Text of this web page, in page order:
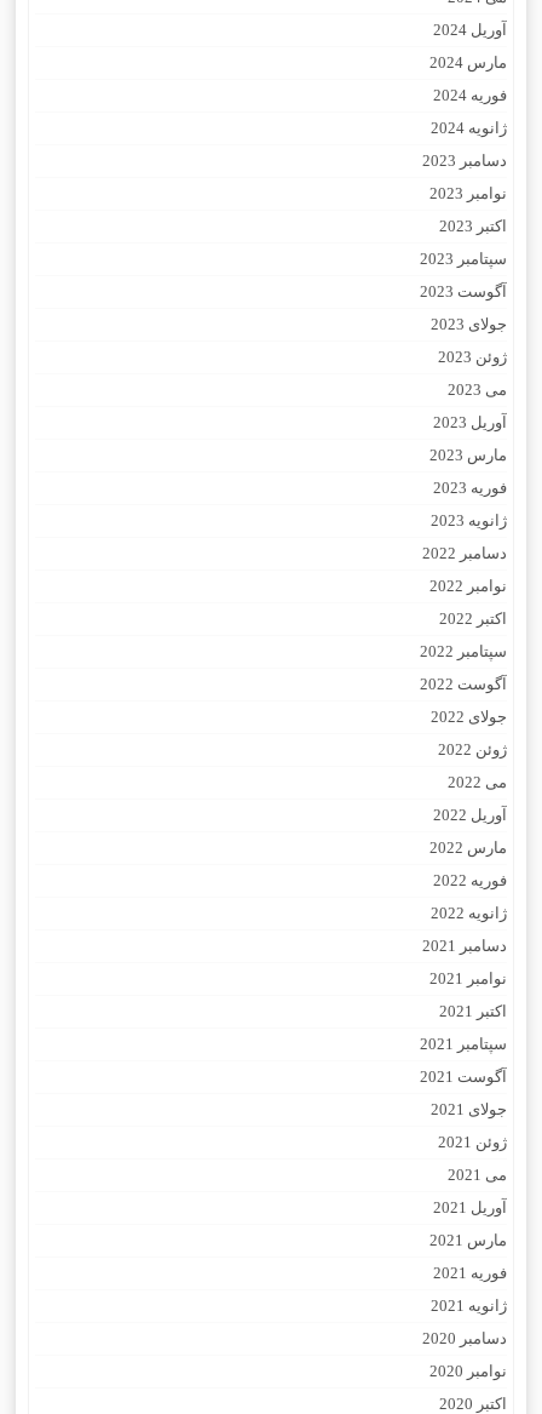
آوریل 2024
مارس 2024
فوریه 2024
ژانویه 2024
دسامبر 2023
نوامبر 2023
اکتبر 2023
سپتامبر 2023
آگوست 2023
جولای 2023
ژوئن 2023
می 2023
آوریل 2023
مارس 2023
فوریه 2023
ژانویه 2023
دسامبر 2022
نوامبر 2022
اکتبر 2022
سپتامبر 2022
آگوست 2022
جولای 2022
ژوئن 2022
می 2022
آوریل 2022
مارس 2022
فوریه 2022
ژانویه 2022
دسامبر 2021
نوامبر 2021
اکتبر 2021
سپتامبر 2021
آگوست 2021
جولای 2021
ژوئن 2021
می 2021
آوریل 2021
مارس 2021
فوریه 2021
ژانویه 2021
دسامبر 2020
نوامبر 2020
اکتبر 2020